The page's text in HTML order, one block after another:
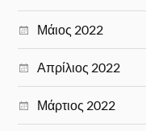
Μάιος 2022
Απρίλιος 2022
Μάρτιος 2022